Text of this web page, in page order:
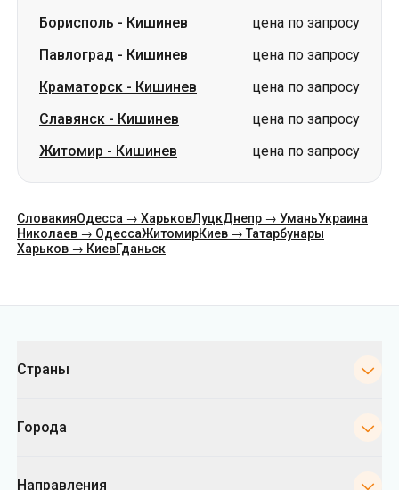
Борисполь - Кишинев
цена по запросу
Павлоград - Кишинев
цена по запросу
Краматорск - Кишинев
цена по запросу
Славянск - Кишинев
цена по запросу
Житомир - Кишинев цена по запросу
СловакияОдесса → ХарьковЛуцкДнепр → УманьУкраина
Николаев → ОдессаЖитомирКиев → Татарбунары
Харьков → КиевГданьск
Страны
Города
Направления